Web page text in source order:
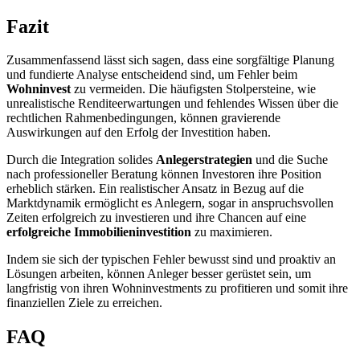
Fazit
Zusammenfassend lässt sich sagen, dass eine sorgfältige Planung
und fundierte Analyse entscheidend sind, um Fehler beim
Wohninvestzu vermeiden. Die häufigsten Stolpersteine, wie
unrealistische Renditeerwartungen und fehlendes Wissen über die
rechtlichen Rahmenbedingungen, können gravierende
Auswirkungen auf den Erfolg der Investition haben.
Durch die Integration solides Anlegerstrategien und die Suche
nach professioneller Beratung können Investoren ihre Position
erheblich stärken. Ein realistischer Ansatz in Bezug auf die
Marktdynamik ermöglicht es Anlegern, sogar in anspruchsvollen
Zeiten erfolgreich zu investieren und ihre Chancen auf eine
erfolgreiche Immobilieninvestition zu maximieren.
Indem sie sich der typischen Fehler bewusst sind und proaktiv an
Lösungen arbeiten, können Anleger besser gerüstet sein, um
langfristig von ihren Wohninvestments zu profitieren und somit ihre
finanziellen Ziele zu erreichen.
FAQ